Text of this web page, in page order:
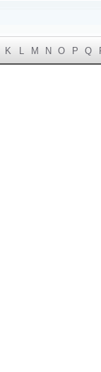
K L M N O P Q